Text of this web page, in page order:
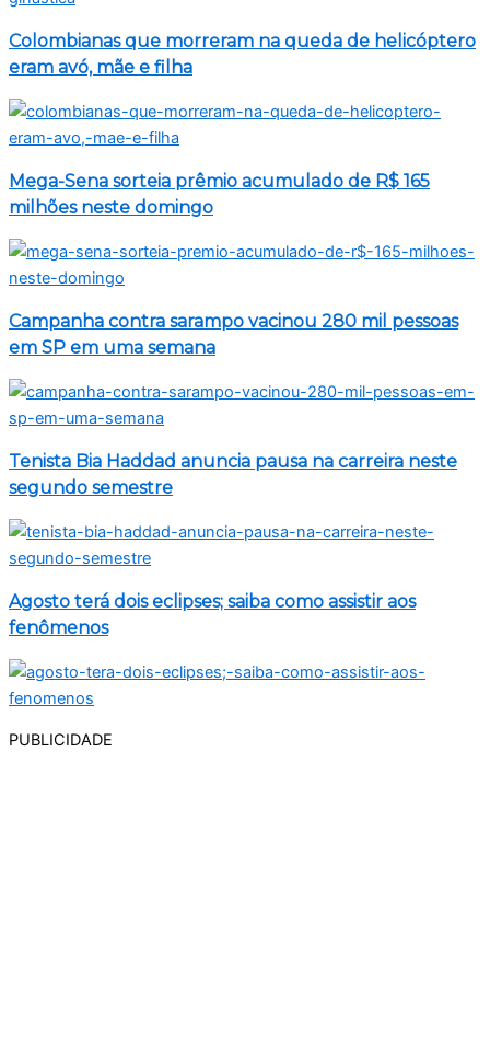
Colombianas que morreram na queda de helicóptero
eram avó, mãe e filha
Mega-Sena sorteia prêmio acumulado de R$ 165
milhões neste domingo
Campanha contra sarampo vacinou 280 mil pessoas
em SP em uma semana
Tenista Bia Haddad anuncia pausa na carreira neste
segundo semestre
Agosto terá dois eclipses; saiba como assistir aos
fenômenos
PUBLICIDADE